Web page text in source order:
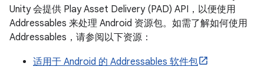
Unity 会提供 Play Asset Delivery (PAD) API，以便使用
Addressables 来处理 Android 资源包。如需了解如何使用
Addressables，请参阅以下资源：
适用于 Android 的 Addressables 软件包